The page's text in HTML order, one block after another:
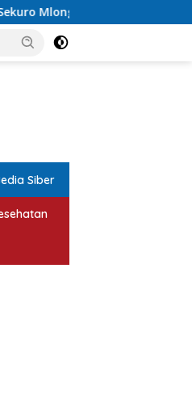
Akhir Tahun
Siber